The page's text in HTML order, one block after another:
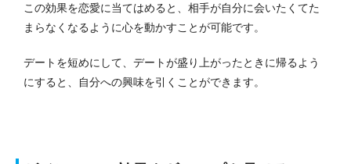
この効果を恋愛に当てはめると、相手が自分に会いたくてた
まらなくなるように心を動かすことが可能です。
デートを短めにして、デートが盛り上がったときに帰るよう
にすると、
自分への興味を引くことができます。